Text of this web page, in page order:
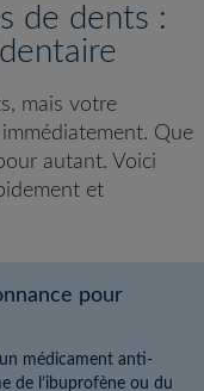
de dents :
mais votre
Que
autant. Voici
et
pour
médicament anti-
de l’ibuprofène ou du